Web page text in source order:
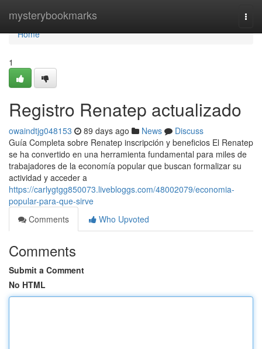
mysterybookmarks
Home
Home
1
Registro Renatep actualizado
owaindtjg048153 89 days ago News
Discuss
Guía Completa sobre Renatep inscripción y beneficios El Renatep
se ha convertido en una herramienta fundamental para miles de
trabajadores de la economía popular que buscan formalizar su
actividad y acceder a
https://carlygtgg850073.livebloggs.com/48002079/economia-
popular-para-que-sirve
Comments
Who Upvoted
Comments
Submit a Comment
No HTML